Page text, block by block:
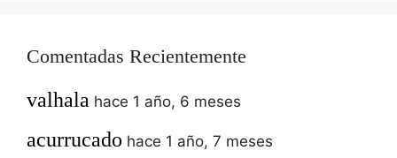
Comentadas Recientemente
valhala hace 1 año, 6 meses
acurrucado hace 1 año, 7 meses